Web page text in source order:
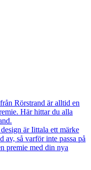
Rörstrand är alltid en
Här hittar du alla
är Iittala ett märke
av, så varför inte passa på
premie med din nya